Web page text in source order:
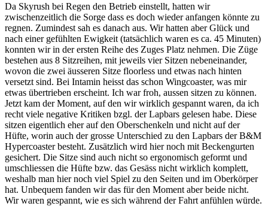
Da Skyrush bei Regen den Betrieb einstellt, hatten wir
zwischenzeitlich die Sorge dass es doch wieder anfangen könnte zu
regnen. Zumindest sah es danach aus. Wir hatten aber Glück und
nach einer gefühlten Ewigkeit (tatsächlich waren es ca. 45 Minuten)
konnten wir in der ersten Reihe des Zuges Platz nehmen. Die Züge
bestehen aus 8 Sitzreihen, mit jeweils vier Sitzen nebeneinander,
wovon die zwei äusseren Sitze floorless und etwas nach hinten
versetzt sind. Bei Intamin heisst das schon Wingcoaster, was mir
etwas übertrieben erscheint. Ich war froh, aussen sitzen zu können.
Jetzt kam der Moment, auf den wir wirklich gespannt waren, da ich
recht viele negative Kritiken bzgl. der Lapbars gelesen habe. Diese
sitzen eigentlich eher auf den Oberschenkeln und nicht auf der
Hüfte, worin auch der grosse Unterschied zu den Lapbars der B&M
Hypercoaster besteht. Zusätzlich wird hier noch mit Beckengurten
gesichert. Die Sitze sind auch nicht so ergonomisch geformt und
umschliessen die Hüfte bzw. das Gesäss nicht wirklich komplett,
weshalb man hier noch viel Spiel zu den Seiten und im Oberkörper
hat. Unbequem fanden wir das für den Moment aber beide nicht.
Wir waren gespannt, wie es sich während der Fahrt anfühlen würde.